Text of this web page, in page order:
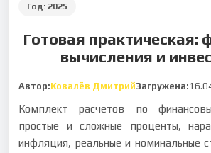
Год: 2025
Готовая практическая:
вычисления и
Автор:Ковалёв ДмитрийЗагружена:
Комплект расчетов по
простые и сложные проценты,
инфляция, реальные и номинальные